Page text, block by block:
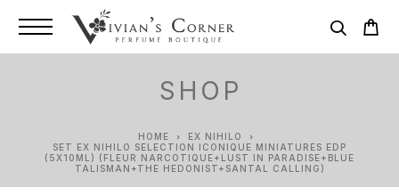
SHOP
HOME
EX NIHILO
SET EX NIHILO SELECTION ICONIQUE MINIATURES EDP
(5X10ML) (FLEUR NARCOTIQUE+LUST IN PARADISE+BLUE
TALISMAN+THE HEDONIST+SANTAL CALLING)